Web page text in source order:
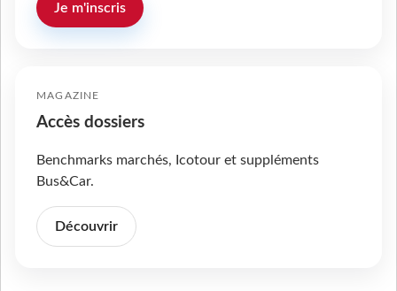
Je m'inscris
MAGAZINE
Accès dossiers
Benchmarks marchés, Icotour et suppléments
Bus&Car.
Découvrir